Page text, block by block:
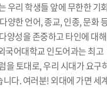
우리 학생들 앞에 무한한 기
양한 언어, 종교, 인종, 문화
양성을 존중하고 타인에 대해
국어대학교 인도어과는 최고
을 토대로, 우리 시대가 요구
다. 여러분! 외대에 가면 세